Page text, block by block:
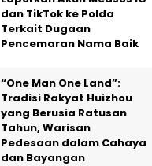
dan TikTok ke Polda
Terkait Dugaan
Pencemaran Nama Baik
“One Man One Land”:
Tradisi Rakyat Huizhou
yang Berusia Ratusan
Tahun, Warisan
Pedesaan dalam Cahaya
dan Bayangan